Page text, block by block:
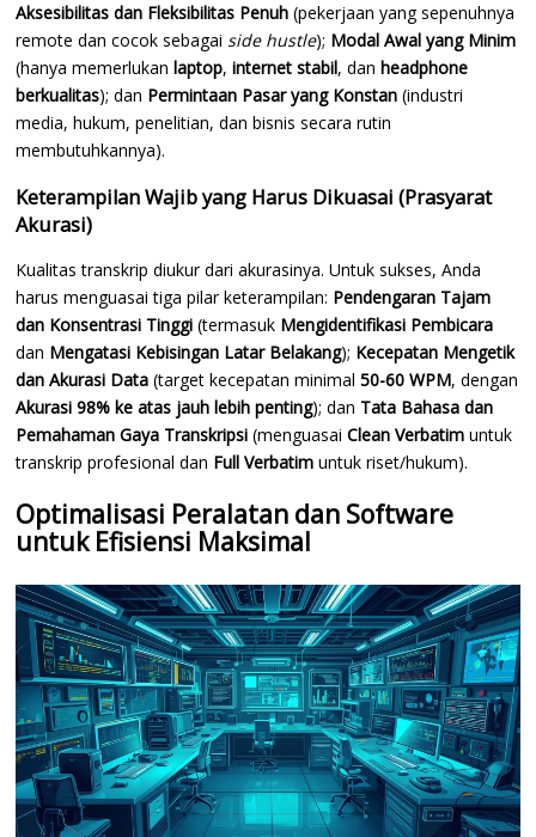
Aksesibilitas dan Fleksibilitas Penuh (pekerjaan yang sepenuhnya
remote dan cocok sebagaiside hustle); Modal Awal yang Minim
(hanya memerlukan laptop,internet stabil, dan headphone
berkualitas); dan Permintaan Pasar yang Konstan (industri
media, hukum, penelitian, dan bisnis secara rutin
membutuhkannya).
Keterampilan Wajib yang Harus Dikuasai (Prasyarat
Akurasi)
Kualitas transkrip diukur dari akurasinya. Untuk sukses, Anda
harus menguasai tiga pilar keterampilan: Pendengaran Tajam
dan Konsentrasi Tinggi (termasuk Mengidentifikasi Pembicara
dan Mengatasi Kebisingan Latar Belakang); Kecepatan Mengetik
dan Akurasi Data (target kecepatan minimal50-60 WPM, dengan
Akurasi 98% ke atas jauh lebih penting); dan Tata Bahasa dan
Pemahaman Gaya Transkripsi (menguasaiClean Verbatim untuk
transkrip profesional dan Full Verbatim untuk riset/hukum).
Optimalisasi Peralatan dan Software
untuk Efisiensi Maksimal